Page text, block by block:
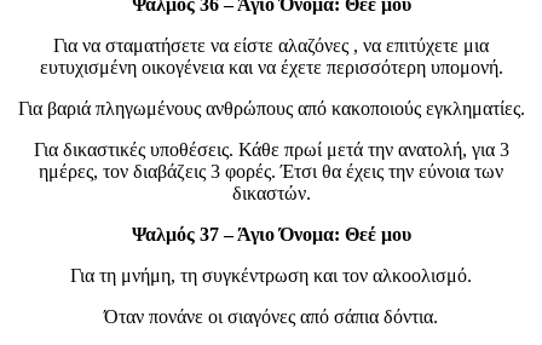
Για να σταματήσετε να είστε αλαζόνες , να επιτύχετε μια
ευτυχισμένη οικογένεια και να έχετε περισσότερη υπομονή.
Για βαριά πληγωμένους ανθρώπους από κακοποιούς εγκληματίες.
Για δικαστικές υποθέσεις. Κάθε πρωί μετά την ανατολή, για 3
ημέρες, τον διαβάζεις 3 φορές. Έτσι θα έχεις την εύνοια των
δικαστών.
Ψαλμός 37 – Άγιο Όνομα: Θεέ μου
Για τη μνήμη, τη συγκέντρωση και τον αλκοολισμό.
Όταν πονάνε οι σιαγόνες από σάπια δόντια.